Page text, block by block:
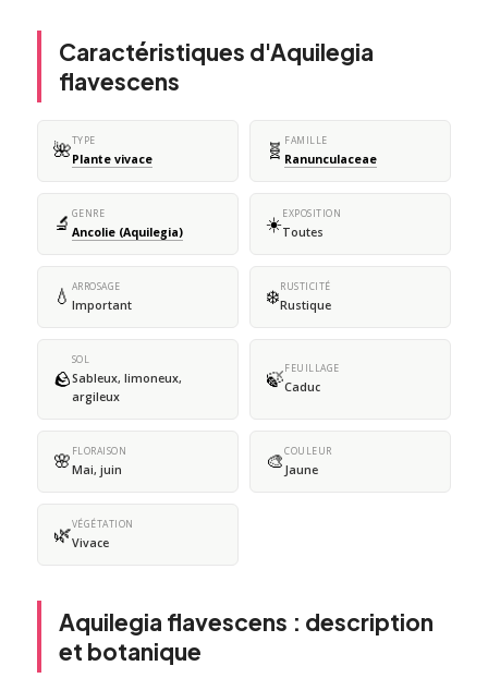
Caractéristiques d'Aquilegia
flavescens
🌺TYPE
Plante vivace 🧬 FAMILLE
Ranunculaceae
🔬 GENRE
Ancolie (Aquilegia) ☀️EXPOSITION
Toutes
💧 ARROSAGE
Important ❄️RUSTICITÉ
Rustique
🪨
SOL
Sableux, limoneux,
argileux
🍃FEUILLAGE
Caduc
🌸 FLORAISON
Mai, juin 🎨COULEUR
Jaune
🌿VÉGÉTATION
Vivace
Aquilegia flavescens : description
et botanique